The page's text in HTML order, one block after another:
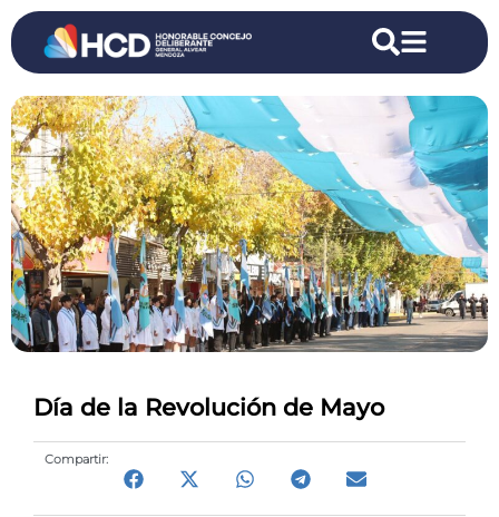
Día de la Revolución de Mayo
Compartir: